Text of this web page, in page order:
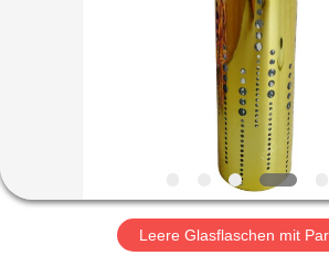
VR-
SHOW
Leere Glasflaschen mit